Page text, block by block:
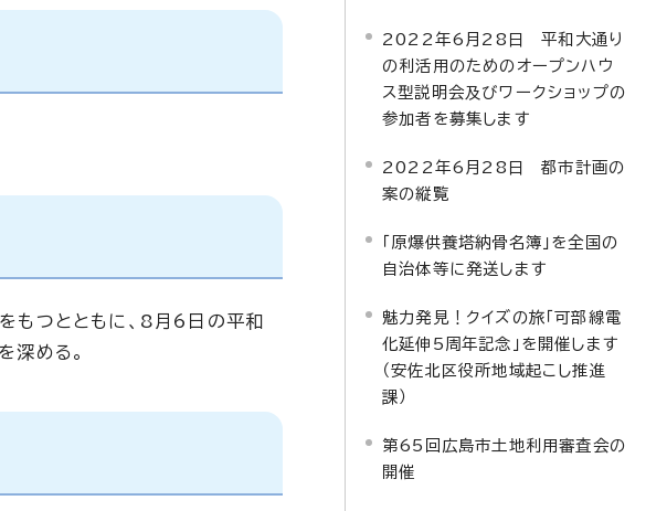
もつとともに、8月6日の平和
深める。
2022年6月28日 平和大通り
の利活用のためのオープンハウ
ス型説明会及びワークショップの
参加者を募集します
2022年6月28日 都市計画の
案の縦覧
「原爆供養塔納骨名簿」を全国の
自治体等に発送します
魅力発見！クイズの旅「可部線電
化延伸5周年記念」を開催します
（安佐北区役所地域起こし推進
課）
第65回広島市土地利用審査会の
開催